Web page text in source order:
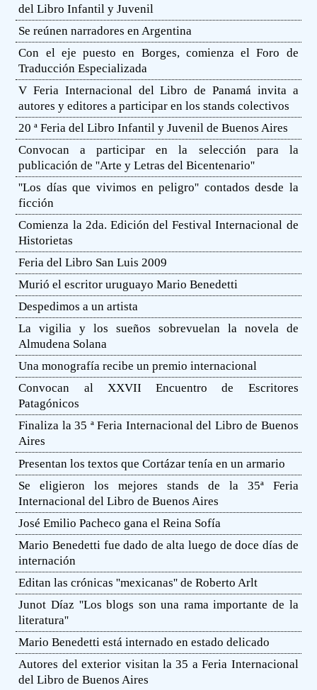
del Libro Infantil y Juvenil
Se reúnen narradores en Argentina
Con el eje puesto en Borges, comienza el Foro de
Traducción Especializada
V Feria Internacional del Libro de Panamá invita a
autores y editores a participar en los stands colectivos
20 ª Feria del Libro Infantil y Juvenil de Buenos Aires
Convocan a participar en la selección para la
publicación de ''Arte y Letras del Bicentenario''
''Los días que vivimos en peligro'' contados desde la
ficción
Comienza la 2da. Edición del Festival Internacional de
Historietas
Feria del Libro San Luis 2009
Murió el escritor uruguayo Mario Benedetti
Despedimos a un artista
La vigilia y los sueños sobrevuelan la novela de
Almudena Solana
Una monografía recibe un premio internacional
Convocan al XXVII Encuentro de Escritores
Patagónicos
Finaliza la 35 ª Feria Internacional del Libro de Buenos
Aires
Presentan los textos que Cortázar tenía en un armario
Se eligieron los mejores stands de la 35ª Feria
Internacional del Libro de Buenos Aires
José Emilio Pacheco gana el Reina Sofía
Mario Benedetti fue dado de alta luego de doce días de
internación
Editan las crónicas ''mexicanas'' de Roberto Arlt
Junot Díaz ''Los blogs son una rama importante de la
literatura''
Mario Benedetti está internado en estado delicado
Autores del exterior visitan la 35 a Feria Internacional
del Libro de Buenos Aires